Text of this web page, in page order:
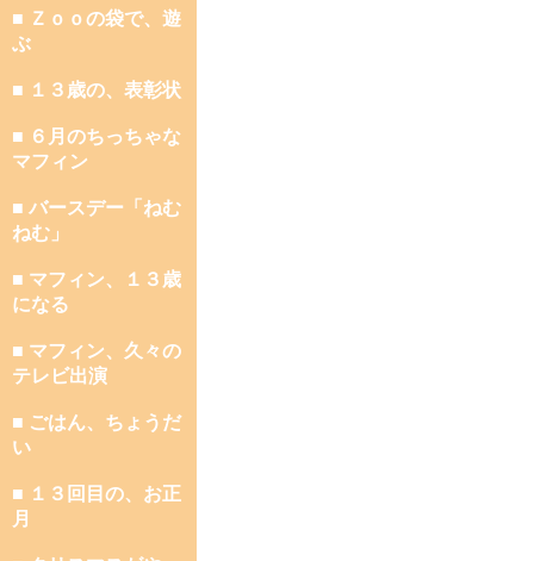
■ Ｚｏｏの袋で、遊
ぶ
■ １３歳の、表彰状
■ ６月のちっちゃな
マフィン
■ バースデー「ねむ
ねむ」
■ マフィン、１３歳
になる
■ マフィン、久々の
テレビ出演
■ ごはん、ちょうだ
い
■ １３回目の、お正
月